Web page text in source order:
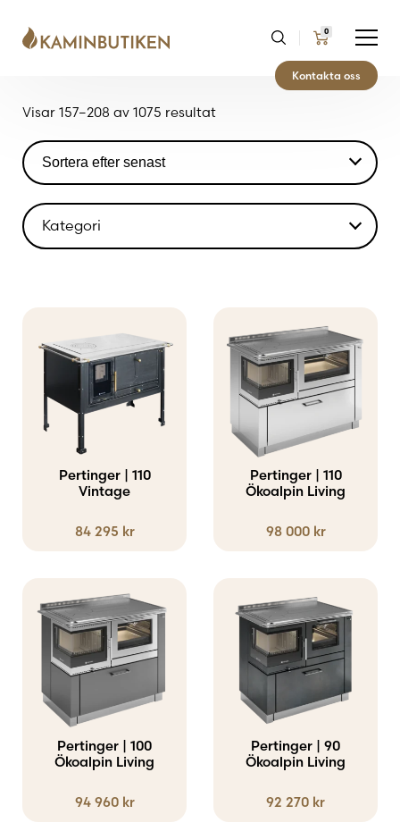
0
Kontakta oss
Visar 157–208 av 1075 resultatSortera
Kategori
Reservdelar och underhåll
Inredning och redskap
Tillbehör
Pertinger | 110
Vintage
84 295 kr
Pertinger | 110
Ökoalpin Living
98 000 kr
Pertinger | 100
Ökoalpin Living
94 960 kr
Pertinger | 90
Ökoalpin Living
92 270 kr